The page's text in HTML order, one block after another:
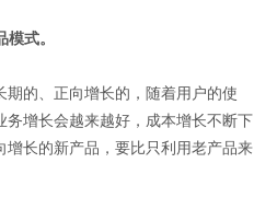
式。
期的、正向增长的，随着用户的使
务增长会越来越好，成本增长不断下
增长的新产品，要比只利用老产品来